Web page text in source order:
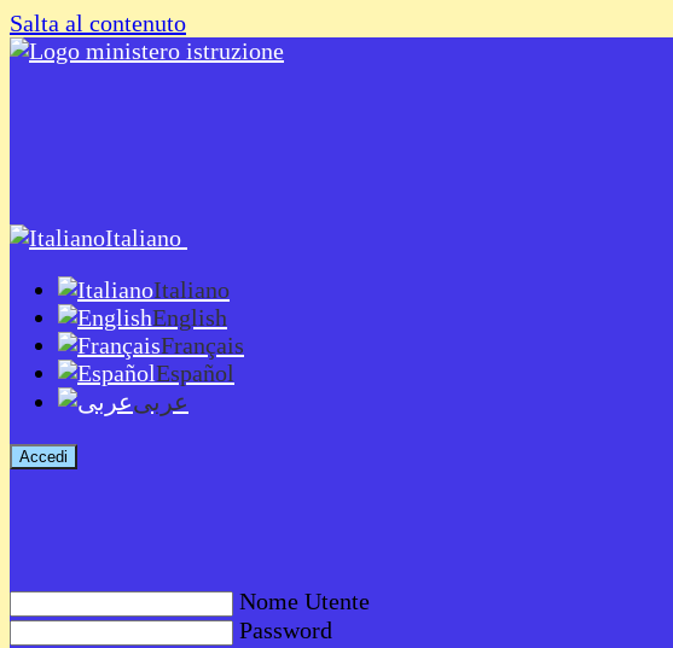
Salta al contenuto
Italiano
Italiano
English
Français
Español
عربى
Accedi
Nome Utente
Password